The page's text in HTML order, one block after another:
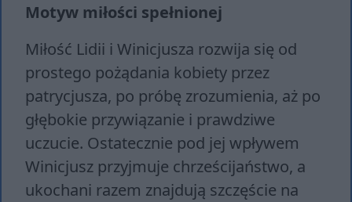
Motyw miłości spełnionej
Miłość Lidii i Winicjusza rozwija się od
prostego pożądania kobiety przez
patrycjusza, po próbę zrozumienia, aż po
głębokie przywiązanie i prawdziwe
uczucie. Ostatecznie pod jej wpływem
Winicjusz przyjmuje chrześcijaństwo, a
ukochani razem znajdują szczęście na